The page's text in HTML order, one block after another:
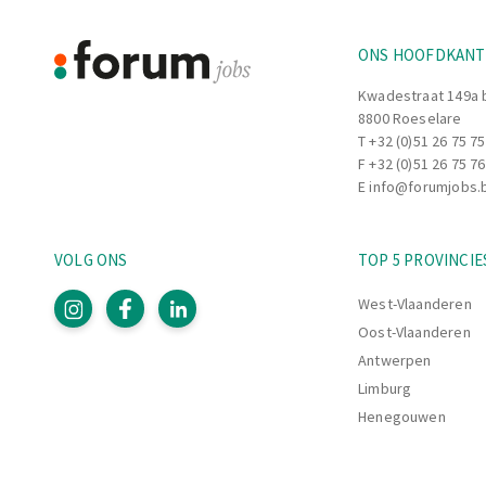
ONS
Kwadestraat 149a
8800 Roeselare
T+32 (0)51 26 75 75
F +32 (0)51 26 75 76
E
TOP 5
West-Vlaanderen
Oost-Vlaanderen
Antwerpen
Limburg
Henegouwen
VOLG ONS